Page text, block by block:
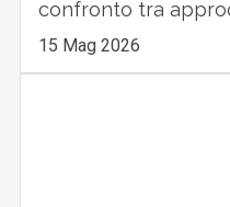
confronto tra
15 Mag 2026